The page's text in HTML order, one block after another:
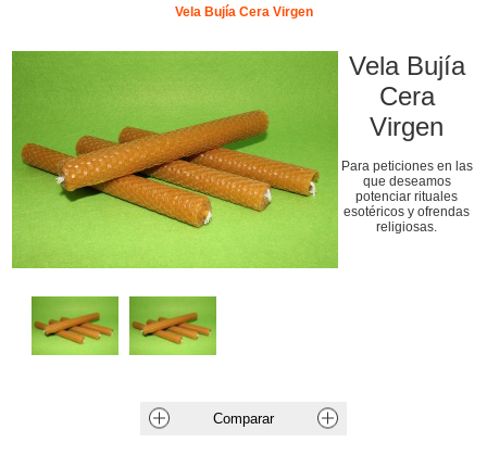
Vela Bujía Cera Virgen
Vela Bujía
Cera
Virgen
Para peticiones en las
que deseamos
potenciar rituales
esotéricos y ofrendas
religiosas.